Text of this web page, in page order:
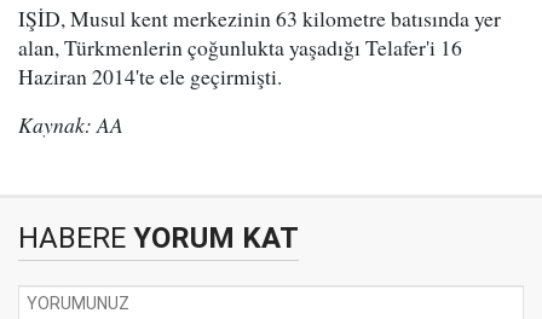
IŞİD, Musul kent merkezinin 63 kilometre batısında yer
alan, Türkmenlerin çoğunlukta yaşadığı Telafer'i 16
Haziran 2014'te ele geçirmişti.
Kaynak: AA
HABERE YORUM KAT